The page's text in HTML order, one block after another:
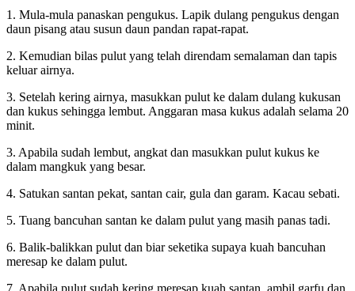
1. Mula-mula panaskan pengukus. Lapik dulang pengukus dengan
daun pisang atau susun daun pandan rapat-rapat.
2. Kemudian bilas pulut yang telah direndam semalaman dan tapis
keluar airnya.
3. Setelah kering airnya, masukkan pulut ke dalam dulang kukusan
dan kukus sehingga lembut. Anggaran masa kukus adalah selama 20
minit.
3. Apabila sudah lembut, angkat dan masukkan pulut kukus ke
dalam mangkuk yang besar.
4. Satukan santan pekat, santan cair, gula dan garam. Kacau sebati.
5. Tuang bancuhan santan ke dalam pulut yang masih panas tadi.
6. Balik-balikkan pulut dan biar seketika supaya kuah bancuhan
meresap ke dalam pulut.
7. Apabila pulut sudah kering meresap kuah santan, ambil garfu dan